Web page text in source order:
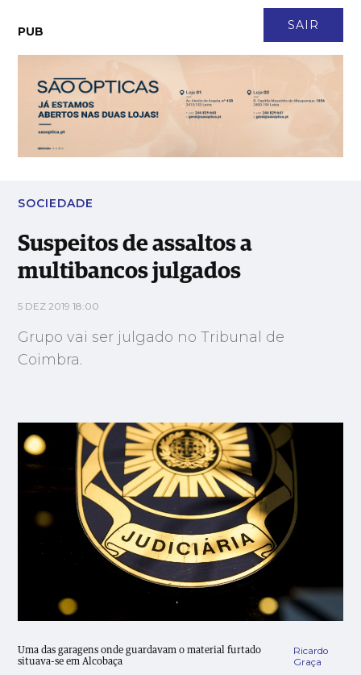
SAIR
PUB
Suspeitos de assaltos a multibancos julgados
SOCIEDADE
Suspeitos de assaltos a
multibancos julgados
5 DEZ 2019 18:00
Grupo vai ser julgado no Tribunal de
Coimbra.
Uma das garagens onde guardavam o material furtado
situava-se em Alcobaça
Ricardo
Graça